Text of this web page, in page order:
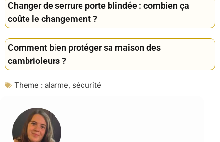
Changer de serrure porte blindée : combien ça
coûte le changement ?
Comment bien protéger sa maison des
cambrioleurs ?
Theme : alarme, sécurité